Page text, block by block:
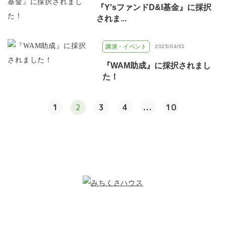
『Y'sファンドD&I基金』に採択
されま...
講演・イベント 2025/04/01
『WAM助成』に採択されまし
た！
1 2 3 4 ... 10